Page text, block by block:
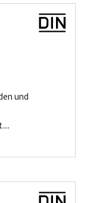
und